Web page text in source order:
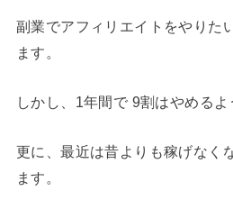
副業でアフィリエイトをやりた
ます。
しかし、1年間で 9割はやめるよ
更に、最近は昔よりも稼げなく
ます。